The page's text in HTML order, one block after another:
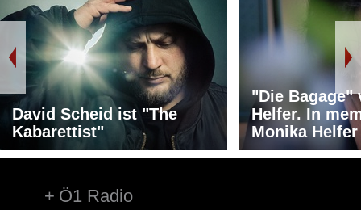
David Scheid ist "The
Kabarettist"
"Die Bagage"
Helfer. In
Monika Helfer
Ö1 Radio